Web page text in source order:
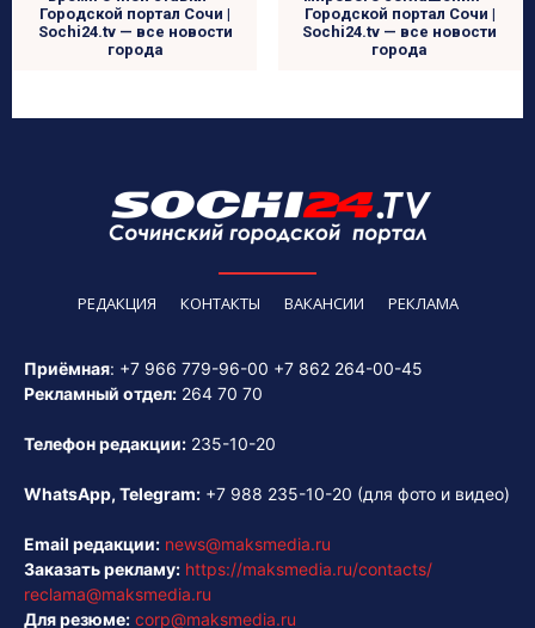
Городской портал Сочи |
Sochi24.tv — все новости
города
Городской портал Сочи |
Sochi24.tv — все новости
города
РЕДАКЦИЯ КОНТАКТЫ ВАКАНСИИ РЕКЛАМА
Приёмная: +7 966 779-96-00 +7 862 264-00-45
Рекламный отдел: 264 70 70
Телефон редакции: 235-10-20
WhatsApp, Telegram: +7 988 235-10-20 (для фото и видео)
Email редакции: news@maksmedia.ru
Заказать рекламу: https://maksmedia.ru/contacts/
reclama@maksmedia.ru
Для резюме: corp@maksmedia.ru